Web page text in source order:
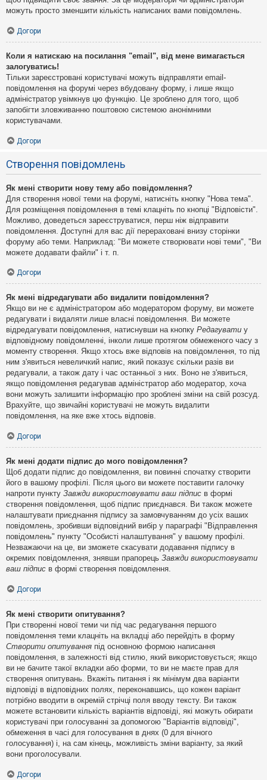
можуть просто зменшити кількість написаних вами повідомлень.
Догори
Коли я натискаю на посилання "email", від мене вимагається
залогуватись!
Тільки зареєстровані користувачі можуть відправляти email-
повідомлення на форумі через вбудовану форму, і лише якщо
адміністратор увімкнув цю функцію. Це зроблено для того, щоб
запобігти зловживанню поштовою системою анонімними
користувачами.
Догори
Створення повідомлень
Як мені створити нову тему або повідомлення?
Для створення нової теми на форумі, натисніть кнопку "Нова тема".
Для розміщення повідомлення в темі клацніть по кнопці "Відповісти".
Можливо, доведеться зареєструватися, перш ніж відправити
повідомлення. Доступні для вас дії перераховані внизу сторінки
форуму або теми. Наприклад: "Ви можете створювати нові теми", "Ви
можете додавати файли" і т. п.
Догори
Як мені відредагувати або видалити повідомлення?
Якщо ви не є адміністратором або модератором форуму, ви можете
редагувати і видаляти лише власні повідомлення. Ви можете
відредагувати повідомлення, натиснувши на кнопку Редагувати у
відповідному повідомленні, інколи лише протягом обмеженого часу з
моменту створення. Якщо хтось вже відповів на повідомлення, то під
ним з'явиться невеличкий напис, який показує скільки разів ви
редагували, а також дату і час останньої з них. Воно не з'явиться,
якщо повідомлення редагував адміністратор або модератор, хоча
вони можуть залишити інформацію про зроблені зміни на свій розсуд.
Врахуйте, що звичайні користувачі не можуть видалити
повідомлення, на яке вже хтось відповів.
Догори
Як мені додати підпис до мого повідомлення?
Щоб додати підпис до повідомлення, ви повинні спочатку створити
його в вашому профілі. Після цього ви можете поставити галочку
напроти пункту Завжди використовувати ваш підпис в формі
створення повідомлення, щоб підпис приєднався. Ви також можете
налаштувати приєднання підпису за замовчуванням до усіх ваших
повідомлень, зробивши відповідний вибір у параграфі "Відправлення
повідомлень" пункту "Особисті налаштування" у вашому профілі.
Незважаючи на це, ви зможете скасувати додавання підпису в
окремих повідомлення, знявши прапорець Завжди використовувати
ваш підпис в формі створення повідомлення.
Догори
Як мені створити опитування?
При створенні нової теми чи під час редагування першого
повідомлення теми клацніть на вкладці або перейдіть в форму
Створити опитування під основною формою написання
повідомлення, в залежності від стилю, який використовується; якщо
ви не бачите такої вкладки або форми, то ви не маєте прав для
створення опитувань. Вкажіть питання і як мінімум два варіанти
відповіді в відповідних полях, переконавшись, що кожен варіант
потрібно вводити в окремій стрічці поля вводу тексту. Ви також
можете встановити кількість варіантів відповіді, які можуть обирати
користувачі при голосуванні за допомогою "Варіантів відповіді",
обмеження в часі для голосування в днях (0 для вічного
голосування) і, на сам кінець, можливість зміни варіанту, за який
вони проголосували.
Догори